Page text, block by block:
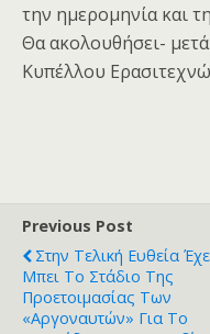
την ημερομηνία και
Θα ακολουθήσει-
Κυπέλλου
Previous Post
Στην Τελική Ευθεία
Μπει Το Στάδιο Της
Προετοιμασίας Των
«Αργοναυτών» Για Το